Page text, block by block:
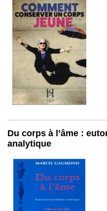
Du corps à l’âme :
analytique